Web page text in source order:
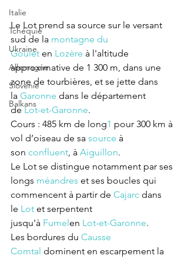
Italie
Tchéquie
Ukraine
Allemagne
Slovenie
Balkans
Le Lot prend sa source sur le versant
sud de la montagne du
Goulet en Lozère à l'altitude
approximative de 1 300 m, dans une
zone de tourbières, et se jette dans
la Garonne dans le département
de Lot-et-Garonne.
Cours : 485 km de long1 pour 300 km à
vol d’oiseau de sa source à
son confluent, à Aiguillon.
Le Lot se distingue notamment par ses
longs méandres et ses boucles qui
commencent à partir de Cajarc dans
le Lot et serpentent
jusqu'à Fumelen Lot-et-Garonne.
Les bordures du Causse
Comtal dominent en escarpement la